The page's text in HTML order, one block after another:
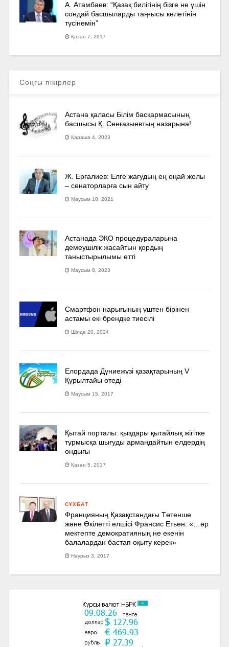
А. Атамбаев: “Қазақ билігінің бізге не үшін
сондай басшыларды таңғысы келетінін
түсінемін”
Қазан 7, 2017
Соңғы пікірлер
Астана қаласы Білім басқармасының
басшысы Қ. Сенғазыевтың назарына!
Қараша 4, 2023
Ж. Ерғалиев: Елге жағудың ең оңай жолы
– сенаторларға сын айту
Маусым 10, 2021
Астанада ЭКО процедураларына
демеушілік жасайтын қордың
таныстырылымы өтті
Маусым 8, 2023
Смартфон нарығының үштен бірінен
астамы екі брендке тиесілі
Шілде 20, 2024
Елордада Дүниежүзі қазақтарының V
Құрылтайы өтеді
Маусым 15, 2017
Қытай порталы: қыздары қытайлық жігітке
тұрмысқа шығуды армандайтын елдердің
ондығы
Қазан 5, 2017
СҰХБАТ
Францияның Қазақстандағы Төтенше
және Өкілетті елшісі Франсис Етьен: «…әр
мектепте демократияның не екенін
балалардан бастап оқыту керек»
Наурыз 3, 2017